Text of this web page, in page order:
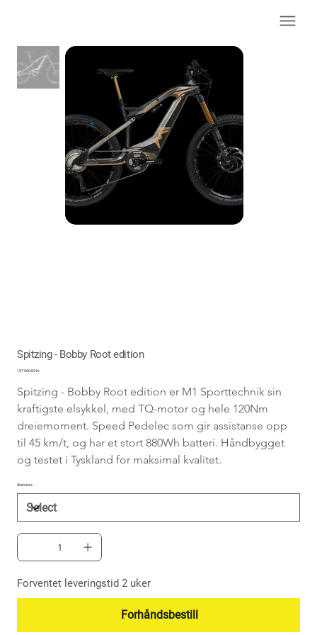
Spitzing - Bobby Root edition
Price
157 000,00 kr
Spitzing - Bobby Root edition er M1 Sporttechnik sin
kraftigste elsykkel, med TQ-motor og hele 120Nm
dreiemoment. Speed Pedelec som gir assistanse opp
til 45 km/t, og har et stort 880Wh batteri. Håndbygget
og testet i Tyskland for maksimal kvalitet.
Størrelse
Forventet leveringstid 2 uker
Forhåndsbestill